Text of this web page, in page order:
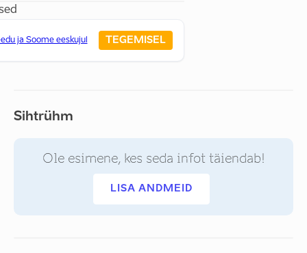
ja Soome eeskujul TEGEMISEL
Sihtrühm
Ole esimene, kes seda infot täiendab!
LISA ANDMEID